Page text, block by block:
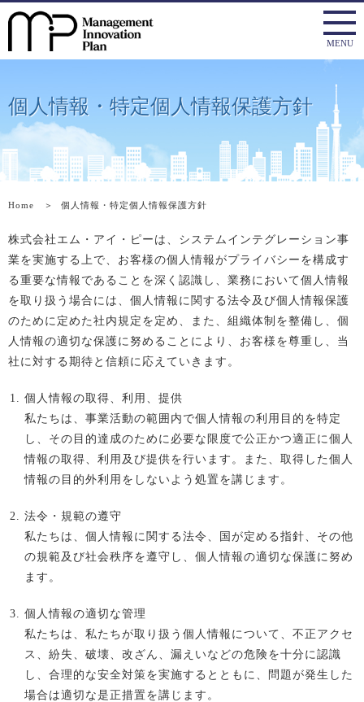
個人情報・特定個人情報保護方針
Home ＞ 個人情報・特定個人情報保護方針
株式会社エム・アイ・ピーは、システムインテグレーション事
業を実施する上で、お客様の個人情報がプライバシーを構成す
る重要な情報であることを深く認識し、業務において個人情報
を取り扱う場合には、個人情報に関する法令及び個人情報保護
のために定めた社内規定を定め、また、組織体制を整備し、個
人情報の適切な保護に努めることにより、お客様を尊重し、当
社に対する期待と信頼に応えていきます。
個人情報の取得、利用、提供
私たちは、事業活動の範囲内で個人情報の利用目的を特定
し、その目的達成のために必要な限度で公正かつ適正に個人
情報の取得、利用及び提供を行います。また、取得した個人
情報の目的外利用をしないよう処置を講じます。
法令・規範の遵守
私たちは、個人情報に関する法令、国が定める指針、その他
の規範及び社会秩序を遵守し、個人情報の適切な保護に努め
ます。
個人情報の適切な管理
私たちは、私たちが取り扱う個人情報について、不正アクセ
ス、紛失、破壊、改ざん、漏えいなどの危険を十分に認識
し、合理的な安全対策を実施するとともに、問題が発生した
場合は適切な是正措置を講じます。